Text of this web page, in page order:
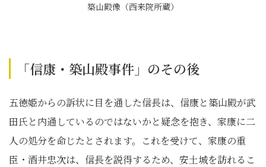
築山殿像（西来院所蔵）
「信康・築山殿事件」のその後
五徳姫からの訴状に目を通した信長は、信康と築山殿が武
田氏と内通しているのではないかと疑念を抱き、家康に二
人の処分を命じたとされます。これを受けて、家康の重
臣・酒井忠次は、信長を説得するため、安土城を訪れるこ